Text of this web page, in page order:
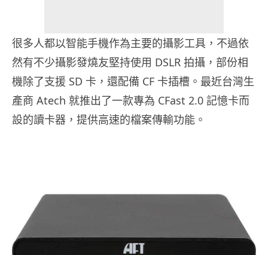
很多人都以智能手機作為主要的攝影工具，不過依
然有不少攝影發燒友堅持使用 DSLR 拍攝，部份相
機除了支援 SD 卡，還配備 CF 卡插槽。最近台灣生
產商 Atech 就推出了一款專為 CFast 2.0 記憶卡而
設的讀卡器，提供高速的檔案傳輸功能。